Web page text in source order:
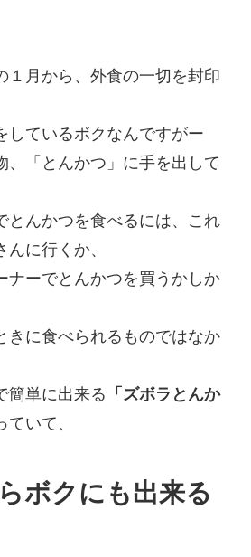
１月から、外食の一切を封印
しているボクなんですがー
、「とんかつ」に手を出して
とんかつを食べるには、これ
に行くか、
ナーでとんかつを買うかしか
きに食べられるものではなか
簡単に出来る 「ズボラとんか
いて、
ボクにも出来る